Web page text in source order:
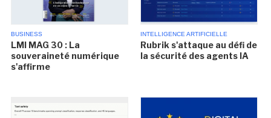
BUSINESS
LMI MAG 30 : La
souveraineté numérique
s'affirme
INTELLIGENCE ARTIFICIELLE
Rubrik s'attaque au défi de
la sécurité des agents IA